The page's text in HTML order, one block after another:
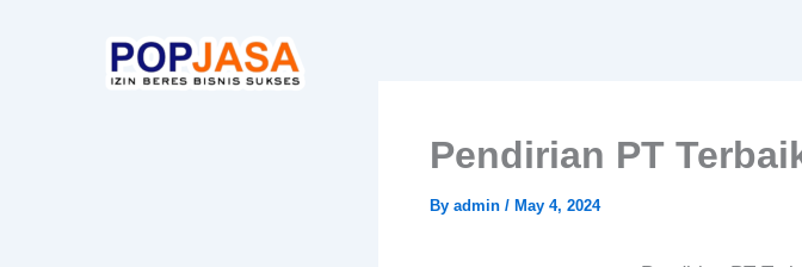
Pendirian PT
By admin / May 4, 2024